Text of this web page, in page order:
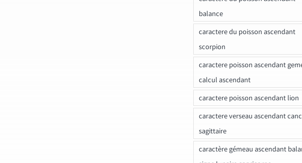
balance
caractere du poisson ascendant
scorpion
caractere poisson ascendant
calcul ascendant
caractere poisson ascendant lion
caractere verseau ascendant
sagittaire
caractère gémeau ascendant